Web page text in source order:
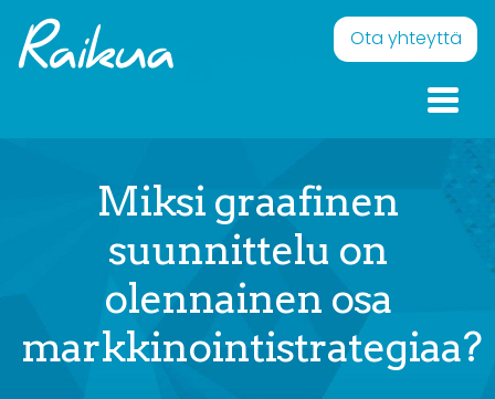
Skip to content
Raikua
Eläväistä pintaa – Onnellisia ilmeitä Ota yhteyttä
Miksi graafinen
suunnittelu on
olennainen osa
markkinointistrategiaa?